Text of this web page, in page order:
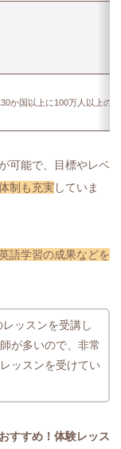
か国以上に100万人以上の
可能で、目標やレベ
制も充実 していま
語学習の成果などを
ッスンを受講し
が多いので、非常
ッスンを受けてい
すすめ！体験レッス